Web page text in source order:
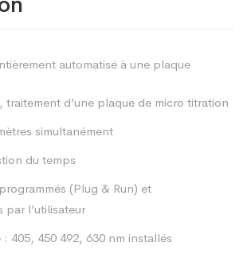
automatisé à une plaque
traitement d’une plaque de micro titration
simultanément
du temps
(Plug & Run) et
par l’utilisateur
405, 450 492, 630 nm installés